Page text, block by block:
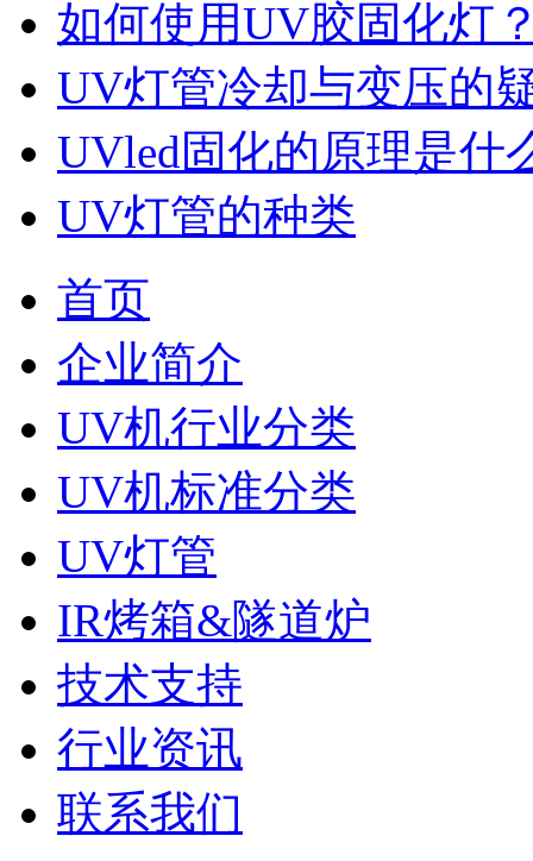
如何使用UV胶固化灯
UV灯管冷却与变压的
UVled固化的原理是什
UV灯管的种类
首页
企业简介
UV机行业分类
UV机标准分类
UV灯管
IR烤箱&隧道炉
技术支持
行业资讯
联系我们